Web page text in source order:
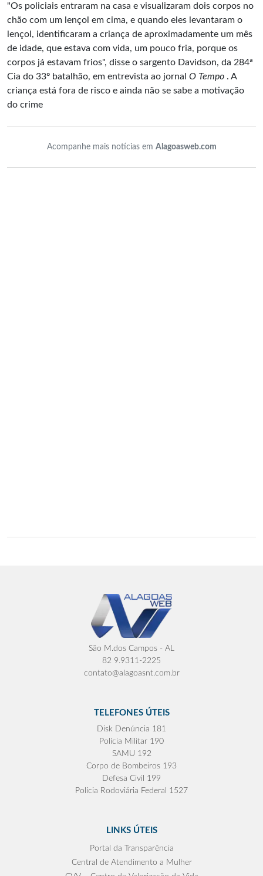
"Os policiais entraram na casa e visualizaram dois corpos no
chão com um lençol em cima, e quando eles levantaram o
lençol, identificaram a criança de aproximadamente um mês
de idade, que estava com vida, um pouco fria, porque os
corpos já estavam frios", disse o sargento Davidson, da 284ª
Cia do 33º batalhão, em entrevista ao jornal O Tempo . A
criança está fora de risco e ainda não se sabe a motivação
do crime
Acompanhe mais notícias em Alagoasweb.com
São M.dos Campos - AL
82 9.9311-2225
contato@alagoasnt.com.br
TELEFONES ÚTEIS
Disk Denúncia 181
Polícia Militar 190
SAMU 192
Corpo de Bombeiros 193
Defesa Civil 199
Polícia Rodoviária Federal 1527
LINKS ÚTEIS
Portal da Transparência
Central de Atendimento a Mulher